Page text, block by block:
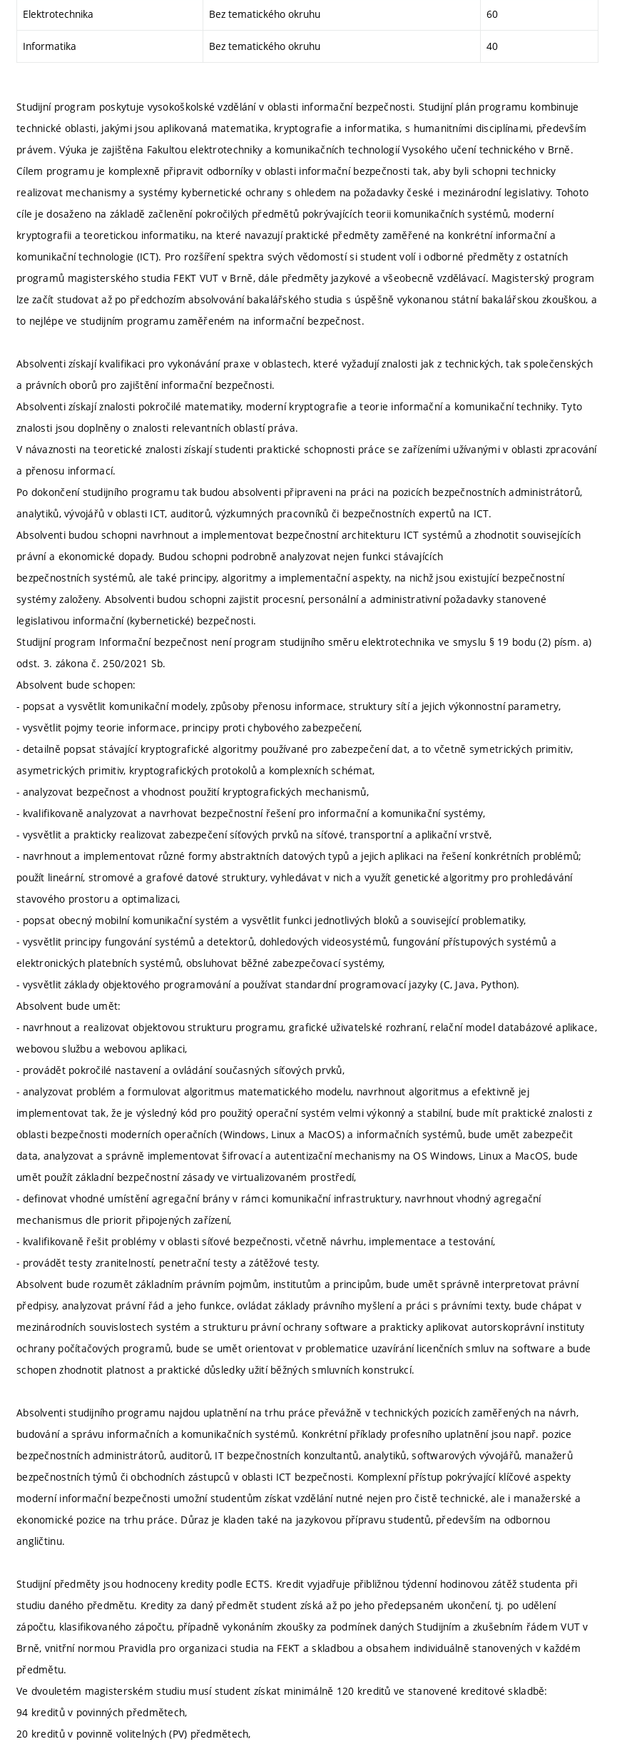
Elektrotechnika Bez tematického okruhu 60
Informatika Bez tematického okruhu 40
Studijní program poskytuje vysokoškolské vzdělání v oblasti informační bezpečnosti. Studijní plán programu kombinuje
technické oblasti, jakými jsou aplikovaná matematika, kryptografie a informatika, s humanitními disciplínami, především
právem. Výuka je zajištěna Fakultou elektrotechniky a komunikačních technologií Vysokého učení technického v Brně.
Cílem programu je komplexně připravit odborníky v oblasti informační bezpečnosti tak, aby byli schopni technicky
realizovat mechanismy a systémy kybernetické ochrany s ohledem na požadavky české i mezinárodní legislativy. Tohoto
cíle je dosaženo na základě začlenění pokročilých předmětů pokrývajících teorii komunikačních systémů, moderní
kryptografii a teoretickou informatiku, na které navazují praktické předměty zaměřené na konkrétní informační a
komunikační technologie (ICT). Pro rozšíření spektra svých vědomostí si student volí i odborné předměty z ostatních
programů magisterského studia FEKT VUT v Brně, dále předměty jazykové a všeobecně vzdělávací. Magisterský program
lze začít studovat až po předchozím absolvování bakalářského studia s úspěšně vykonanou státní bakalářskou zkouškou, a
to nejlépe ve studijním programu zaměřeném na informační bezpečnost.
Absolventi získají kvalifikaci pro vykonávání praxe v oblastech, které vyžadují znalosti jak z technických, tak společenských
a právních oborů pro zajištění informační bezpečnosti.
Absolventi získají znalosti pokročilé matematiky, moderní kryptografie a teorie informační a komunikační techniky. Tyto
znalosti jsou doplněny o znalosti relevantních oblastí práva.
V návaznosti na teoretické znalosti získají studenti praktické schopnosti práce se zařízeními užívanými v oblasti zpracování
a přenosu informací.
Po dokončení studijního programu tak budou absolventi připraveni na práci na pozicích bezpečnostních administrátorů,
analytiků, vývojářů v oblasti ICT, auditorů, výzkumných pracovníků či bezpečnostních expertů na ICT.
Absolventi budou schopni navrhnout a implementovat bezpečnostní architekturu ICT systémů a zhodnotit souvisejících
právní a ekonomické dopady. Budou schopni podrobně analyzovat nejen funkci stávajících
bezpečnostních systémů, ale také principy, algoritmy a implementační aspekty, na nichž jsou existující bezpečnostní
systémy založeny. Absolventi budou schopni zajistit procesní, personální a administrativní požadavky stanovené
legislativou informační (kybernetické) bezpečnosti.
Studijní program Informační bezpečnost není program studijního směru elektrotechnika ve smyslu § 19 bodu (2) písm. a)
odst. 3. zákona č. 250/2021 Sb.
Absolvent bude schopen:
- popsat a vysvětlit komunikační modely, způsoby přenosu informace, struktury sítí a jejich výkonnostní parametry,
- vysvětlit pojmy teorie informace, principy proti chybového zabezpečení,
- detailně popsat stávající kryptografické algoritmy používané pro zabezpečení dat, a to včetně symetrických primitiv,
asymetrických primitiv, kryptografických protokolů a komplexních schémat,
- analyzovat bezpečnost a vhodnost použití kryptografických mechanismů,
- kvalifikovaně analyzovat a navrhovat bezpečnostní řešení pro informační a komunikační systémy,
- vysvětlit a prakticky realizovat zabezpečení síťových prvků na síťové, transportní a aplikační vrstvě,
- navrhnout a implementovat různé formy abstraktních datových typů a jejich aplikaci na řešení konkrétních problémů;
použít lineární, stromové a grafové datové struktury, vyhledávat v nich a využít genetické algoritmy pro prohledávání
stavového prostoru a optimalizaci,
- popsat obecný mobilní komunikační systém a vysvětlit funkci jednotlivých bloků a související problematiky,
- vysvětlit principy fungování systémů a detektorů, dohledových videosystémů, fungování přístupových systémů a
elektronických platebních systémů, obsluhovat běžné zabezpečovací systémy,
- vysvětlit základy objektového programování a používat standardní programovací jazyky (C, Java, Python).
Absolvent bude umět:
- navrhnout a realizovat objektovou strukturu programu, grafické uživatelské rozhraní, relační model databázové aplikace,
webovou službu a webovou aplikaci,
- provádět pokročilé nastavení a ovládání současných síťových prvků,
- analyzovat problém a formulovat algoritmus matematického modelu, navrhnout algoritmus a efektivně jej
implementovat tak, že je výsledný kód pro použitý operační systém velmi výkonný a stabilní, bude mít praktické znalosti z
oblasti bezpečnosti moderních operačních (Windows, Linux a MacOS) a informačních systémů, bude umět zabezpečit
data, analyzovat a správně implementovat šifrovací a autentizační mechanismy na OS Windows, Linux a MacOS, bude
umět použít základní bezpečnostní zásady ve virtualizovaném prostředí,
- definovat vhodné umístění agregační brány v rámci komunikační infrastruktury, navrhnout vhodný agregační
mechanismus dle priorit připojených zařízení,
- kvalifikovaně řešit problémy v oblasti síťové bezpečnosti, včetně návrhu, implementace a testování,
- provádět testy zranitelností, penetrační testy a zátěžové testy.
Absolvent bude rozumět základním právním pojmům, institutům a principům, bude umět správně interpretovat právní
předpisy, analyzovat právní řád a jeho funkce, ovládat základy právního myšlení a práci s právními texty, bude chápat v
mezinárodních souvislostech systém a strukturu právní ochrany software a prakticky aplikovat autorskoprávní instituty
ochrany počítačových programů, bude se umět orientovat v problematice uzavírání licenčních smluv na software a bude
schopen zhodnotit platnost a praktické důsledky užití běžných smluvních konstrukcí.
Absolventi studijního programu najdou uplatnění na trhu práce převážně v technických pozicích zaměřených na návrh,
budování a správu informačních a komunikačních systémů. Konkrétní příklady profesního uplatnění jsou např. pozice
bezpečnostních administrátorů, auditorů, IT bezpečnostních konzultantů, analytiků, softwarových vývojářů, manažerů
bezpečnostních týmů či obchodních zástupců v oblasti ICT bezpečnosti. Komplexní přístup pokrývající klíčové aspekty
moderní informační bezpečnosti umožní studentům získat vzdělání nutné nejen pro čistě technické, ale i manažerské a
ekonomické pozice na trhu práce. Důraz je kladen také na jazykovou přípravu studentů, především na odbornou
angličtinu.
Studijní předměty jsou hodnoceny kredity podle ECTS. Kredit vyjadřuje přibližnou týdenní hodinovou zátěž studenta při
studiu daného předmětu. Kredity za daný předmět student získá až po jeho předepsaném ukončení, tj. po udělení
zápočtu, klasifikovaného zápočtu, případně vykonáním zkoušky za podmínek daných Studijním a zkušebním řádem VUT v
Brně, vnitřní normou Pravidla pro organizaci studia na FEKT a skladbou a obsahem individuálně stanovených v každém
předmětu.
Ve dvouletém magisterském studiu musí student získat minimálně 120 kreditů ve stanovené kreditové skladbě:
94 kreditů v povinných předmětech,
20 kreditů v povinně volitelných (PV) předmětech,